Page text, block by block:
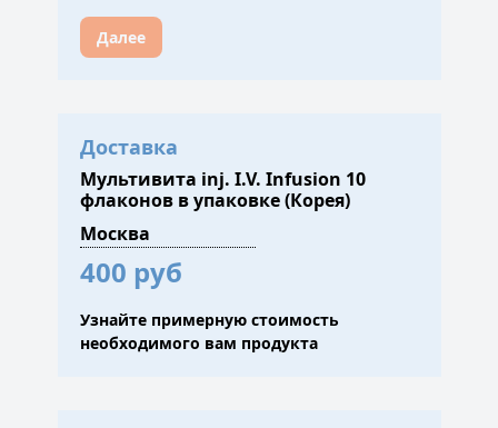
Далее
Доставка
Мультивита inj. I.V. Infusion 10
флаконов в упаковке (Корея)
400 руб
Узнайте примерную стоимость
необходимого вам продукта